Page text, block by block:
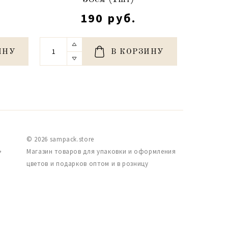
190 руб.
В КОРЗИНУ
© 2026 sampack.store
Магазин товаров для упаковки и оформления
цветов и подарков оптом и в розницу